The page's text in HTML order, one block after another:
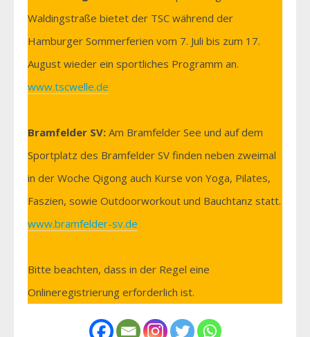
Waldingstraße bietet der TSC während der
Hamburger Sommerferien vom 7. Juli bis zum 17.
August wieder ein sportliches Programm an.
www.tscwelle.de
Bramfelder SV: Am Bramfelder See und auf dem
Sportplatz des Bramfelder SV finden neben zweimal
in der Woche Qigong auch Kurse von Yoga, Pilates,
Faszien, sowie Outdoorworkout und Bauchtanz statt.
www.bramfelder-sv.de
Bitte beachten, dass in der Regel eine
Onlineregistrierung erforderlich ist.